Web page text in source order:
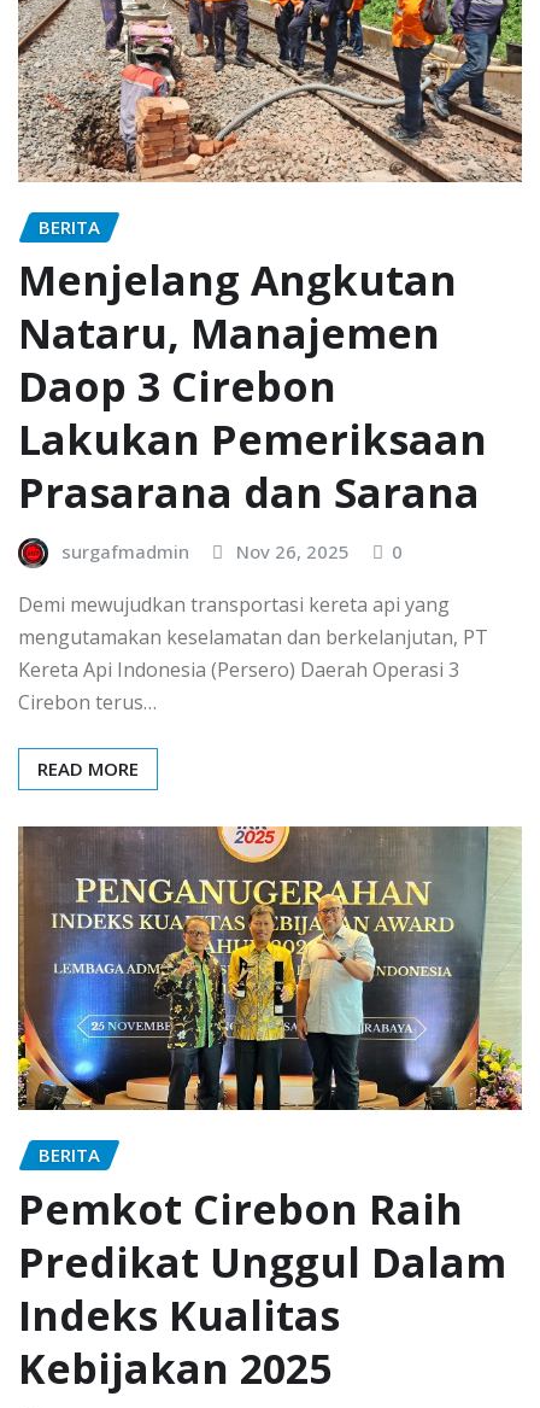
BERITA
Menjelang Angkutan
Nataru, Manajemen
Daop 3 Cirebon
Lakukan Pemeriksaan
Prasarana dan Sarana
surgafmadmin Nov 26, 2025 0
Demi mewujudkan transportasi kereta api yang
mengutamakan keselamatan dan berkelanjutan, PT
Kereta Api Indonesia (Persero) Daerah Operasi 3
Cirebon terus…
READ MORE
BERITA
Pemkot Cirebon Raih
Predikat Unggul Dalam
Indeks Kualitas
Kebijakan 2025